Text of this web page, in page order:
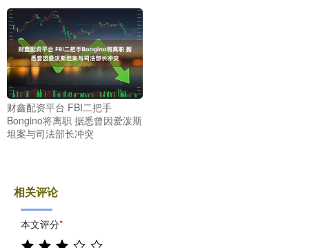
财鑫配资平台 FBI二把手
Bongino将离职 据悉曾因爱泼斯
坦案与司法部长冲突
相关评论
本文评分*